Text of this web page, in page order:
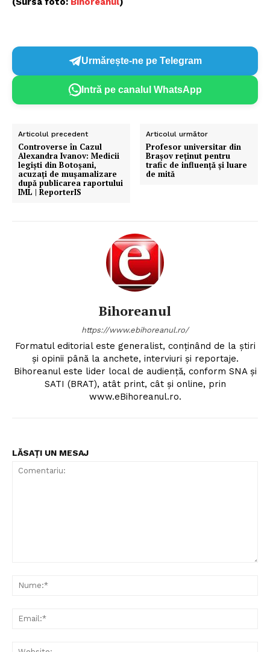
Urmărește-ne pe Telegram
Intră pe canalul WhatsApp
Articolul precedent
Controverse în Cazul
Alexandra Ivanov: Medicii
legiști din Botoșani,
acuzați de mușamalizare
după publicarea raportului
IML | ReporterIS
Articolul următor
Profesor universitar din
Brașov reţinut pentru
trafic de influenţă şi luare
de mită
Bihoreanul
https://www.ebihoreanul.ro/
Formatul editorial este generalist, conţinând de la ştiri
şi opinii până la anchete, interviuri şi reportaje.
Bihoreanul este lider local de audienţă, conform SNA şi
SATI (BRAT), atât print, cât şi online, prin
www.eBihoreanul.ro.
LĂSAȚI UN MESAJ